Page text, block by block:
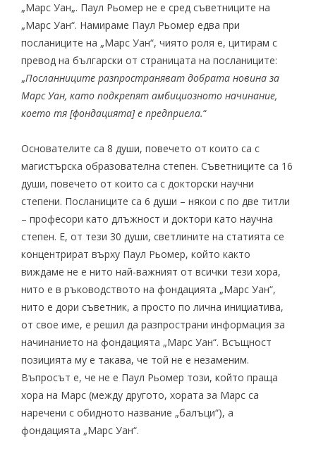
„Марс Уан„. Паул Рьомер не е сред съветниците на
„Марс Уан“. Намираме Паул Рьомер едва при
посланиците на „Марс Уан“, чиято роля е, цитирам с
превод на български от страницата на посланиците:
„Посланниците разпространяват добрата новина за
Марс Уан, като подкрепят амбициозното начинание,
което тя [фондацията] е предприела.“
Основателите са 8 души, повечето от които са с
магистърска образователна степен. Съветниците са 16
души, повечето от които са с докторски научни
степени. Посланиците са 6 души – някои с по две титли
– професори като длъжност и доктори като научна
степен. Е, от тези 30 души, светлините на статията се
концентрират върху Паул Рьомер, който както
виждаме не е нито най-важният от всички тези хора,
нито е в ръководството на фондацията „Марс Уан“,
нито е дори съветник, а просто по лична инициатива,
от свое име, е решил да разпространи информация за
начинанието на фондацията „Марс Уан“. Всъщност
позицията му е такава, че той не е незаменим.
Въпросът е, че не е Паул Рьомер този, който праща
хора на Марс (между другото, хората за Марс са
наречени с обидното название „балъци“), а
фондацията „Марс Уан“.